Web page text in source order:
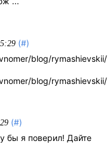
(#)
blog/rymashievskii/
blog/rymashievskii/
(#)
бы я поверил! Дайте